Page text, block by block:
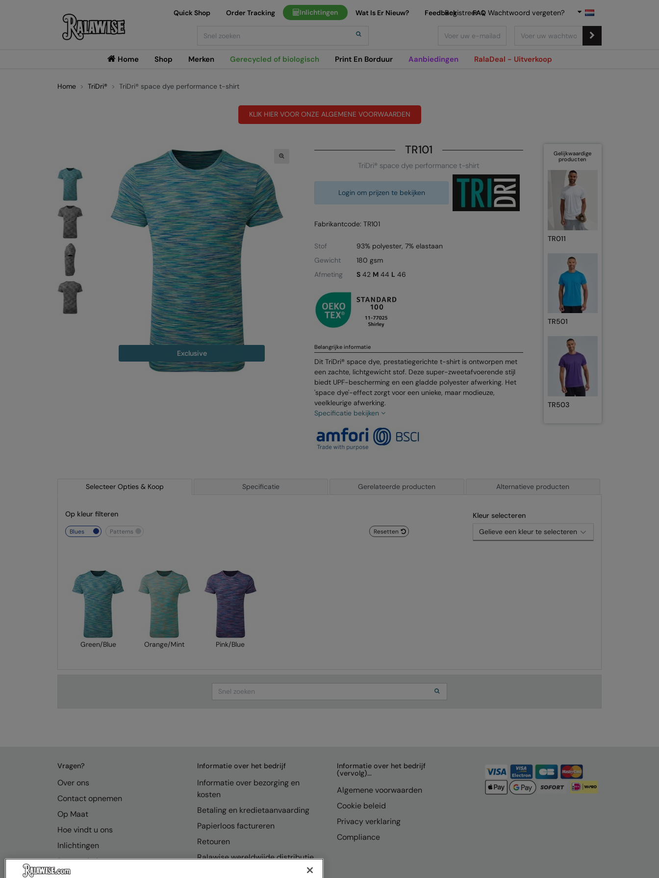
Home Shop Merken Gerecycled of biologisch Print En Borduur Aanbiedingen RalaDeal - Uitverkoop
Quick Shop Order Tracking Inlichtingen Wat Is Er Nieuw? Feedback FAQ
Registreer | Wachtwoord vergeten?
Home TriDri® TriDri® space dye performance t-shirt
KLIK HIER VOOR ONZE ALGEMENE VOORWAARDEN
TR101
TriDri® space dye performance t-shirt
Login om prijzen te bekijken
Fabrikantcode: TR101
Stof
93% polyester, 7% elastaan
Gewicht
180 gsm
Afmeting
S42 M44 L 46
Belangrijke informatie
Dit TriDri® space dye, prestatiegerichte t-shirt is ontworpen met
een zachte, lichtgewicht stof. Deze super-zweetafvoerende stijl
biedt UPF-bescherming en een gladde polyester afwerking. Het
'space dye'-effect zorgt voor een unieke, maar modieuze,
veelkleurige afwerking.
Specificatie bekijken
Exclusive
Gelijkwaardige
producten
TR011
TR501
TR503
Selecteer Opties & Koop Specificatie Gerelateerde producten Alternatieve producten
Kleur selecteren
Op kleur filteren
Resetten
blues patterns
Green/Blue Orange/Mint Pink/Blue
Search
Vragen?
Over ons
Contact opnemen
Op Maat
Hoe vindt u ons
Inlichtingen
Bronnenhub
Informatie over het bedrijf
Informatie over bezorging en
kosten
Betaling en kredietaanvaarding
Papierloos factureren
Retouren
Ralawise wereldwijde distributie
Informatie over het bedrijf
(vervolg)...
Algemene voorwaarden
Cookie beleid
Privacy verklaring
Compliance